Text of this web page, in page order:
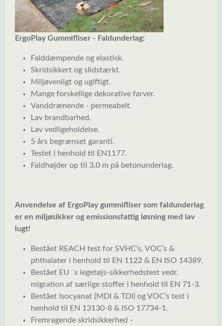
ErgoPlay Gummifliser - Faldunderlag:
Falddæmpende og elastisk.
Skridsikkert og slidstærkt.
Miljøvenligt og ugiftigt.
Mange forskellige dekorative farver.
Vanddrænende - permeabelt.
Lav brandbarhed.
Lav vedligeholdelse.
5 års begrænset garanti.
Testet i henhold til EN1177.
Faldhøjder op til 3,0 m på betonunderlag.
Anvendelse af ErgoPlay gummifliser som faldunderlag
er en miljøsikker og emissionsfattig løsning med lav
lugt!
Bestået REACH test for SVHC’s, VOC’s &
phthalater i henhold til EN 1122 & EN ISO 14389.
Bestået EU ´s legetøjs-sikkerhedstest vedr.
migration af særlige stoffer i henhold til EN 71-3.
Bestået Isocyanat (MDI & TDI) og VOC’s test i
henhold til EN 13130-8 & ISO 17734-1.
Fremragende skridsikkerhed -